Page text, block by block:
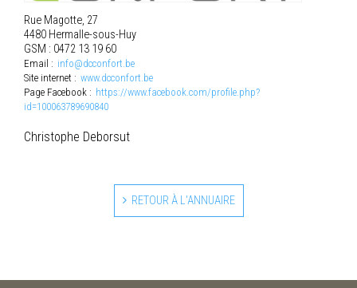
Rue Magotte, 27
4480 Hermalle-sous-Huy
GSM : 0472 13 19 60
Email : info@dcconfort.be
Site internet : www.dcconfort.be
Page Facebook : https://www.facebook.com/profile.php?
id=100063789690840
Christophe Deborsut
RETOUR À L'ANNUAIRE